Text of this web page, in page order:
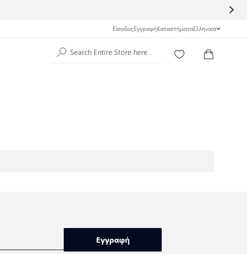
ΕίσοδοςΕγγραφήΚαταστήματαΕλληνικά
Search Entire Store here...
Εγγραφή